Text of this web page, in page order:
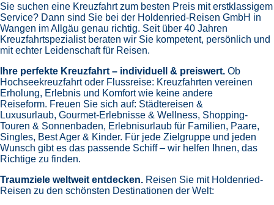
Sie suchen eine Kreuzfahrt zum besten Preis mit erstklassigem
Service? Dann sind Sie bei der Holdenried-Reisen GmbH in
Wangen im Allgäu genau richtig. Seit über 40 Jahren
Kreuzfahrtspezialist beraten wir Sie kompetent, persönlich und
mit echter Leidenschaft für Reisen.
Ihre perfekte Kreuzfahrt – individuell & preiswert. Ob
Hochseekreuzfahrt oder Flussreise: Kreuzfahrten vereinen
Erholung, Erlebnis und Komfort wie keine andere
Reiseform. Freuen Sie sich auf: Städtereisen &
Luxusurlaub, Gourmet-Erlebnisse & Wellness, Shopping-
Touren & Sonnenbaden, Erlebnisurlaub für Familien, Paare,
Singles, Best Ager & Kinder. Für jede Zielgruppe und jeden
Wunsch gibt es das passende Schiff – wir helfen Ihnen, das
Richtige zu finden.
Traumziele weltweit entdecken. Reisen Sie mit Holdenried-
Reisen zu den schönsten Destinationen der Welt: